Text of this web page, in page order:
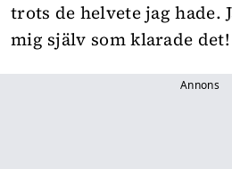
trots de helvete jag hade.
mig själv som klarade det!
Annons